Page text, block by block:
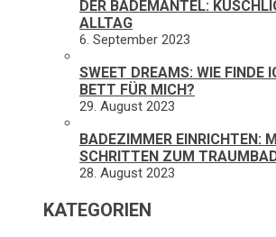
DER BADEMANTEL:
ALLTAG
6. September 2023
SWEET DREAMS: WIE FINDE
BETT FÜR MICH?
29. August 2023
BADEZIMMER EINRICHTEN:
SCHRITTEN ZUM
28. August 2023
KATEGORIEN